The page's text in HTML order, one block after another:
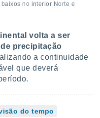
no interior Norte e
volta a ser
precipitação
a continuidade
que deverá
do tempo